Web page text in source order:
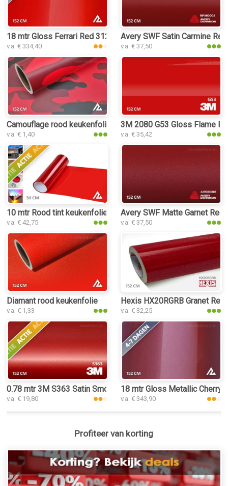
18 mtr Gloss Ferrari Red 3125 keukenfolie
v.a. € 334,40
Avery SWF Satin Carmine
v.a. € 37,50
Camouflage rood keukenfolie
v.a. € 1,40
3M 2080 G53 Gloss Flame
v.a. € 35,42
10 mtr Rood tint keukenfolie
v.a. € 42,75
Avery SWF Matte Garnet
v.a. € 37,50
Diamant rood keukenfolie
v.a. € 1,33
Hexis HX20RGRB Granet
v.a. € 32,25
0.78 mtr 3M S363 Satin Smoldering Red
v.a. € 19,80
18 mtr Gloss Metallic Cherry
v.a. € 343,90
Profiteer van korting